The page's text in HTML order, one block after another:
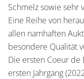
Schmelz sowie sehr
Eine Reihe von
allen namhaften
besondere Qualität
Die ersten Coeur de
ersten Jahrgang